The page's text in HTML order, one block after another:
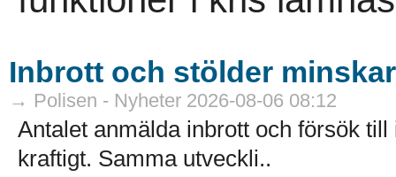
Inbrott och stölder
→ Polisen - Nyheter 2026-08-06 08:12
Antalet anmälda inbrott och försök
kraftigt. Samma utveckli..